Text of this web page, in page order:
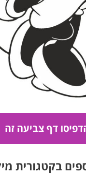
בקטגורית